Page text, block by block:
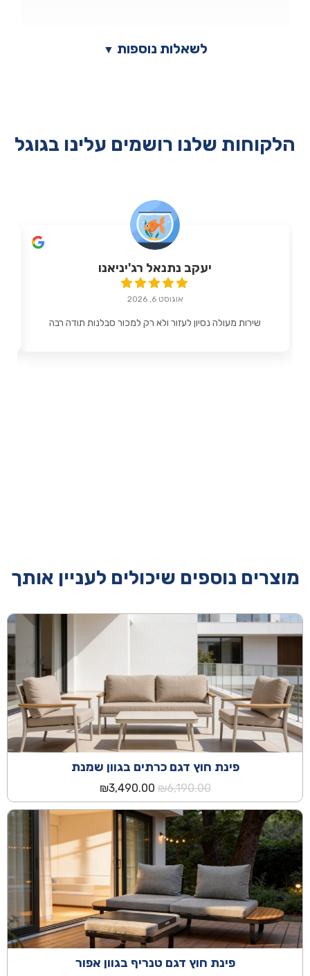
▼ לשאלות נוספות
הלקוחות שלנו רושמים עלינו בגוגל
יעקב נתנאל רג'יניאנו
אוגוסט 6, 2026
שירות מעולה נסיון לעזור ולא רק למכור סבלנות תודה רבה
מוצרים נוספים שיכולים לעניין אותך
פינת חוץ דגם כרתים בגוון שמנת
₪6,190.00
המחיר
המקורי
היה:
₪6,190.00.
₪3,490.00
הנוכחי
הוא:
₪3,490.00.
פינת חוץ דגם טנריף בגוון אפור